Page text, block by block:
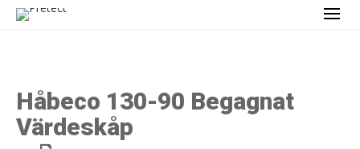
Håbeco 130-90 Begagnat
Värdeskåp